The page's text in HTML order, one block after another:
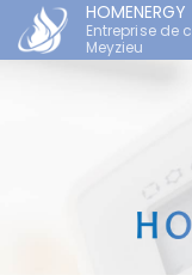
HOMENERGY
Entreprise de
Meyzieu